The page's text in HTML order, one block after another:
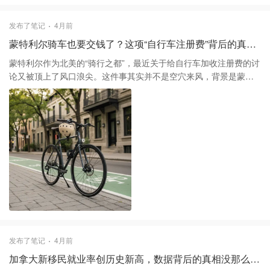
老手们的实战经验。
在洗漱时爆发的，因为在明亮甚至带有放大效果的化妆镜面前，皮
肤的每一处毛孔都会被放大成“必须清理”的瑕疵。试着把浴室的灯光
调暗，或者规定自己在照镜子时必须保持一臂以上的距离。 这种物
理距离能有效降低你发现瑕疵的概率，从而减少触发诱因。如果某
天真的没忍住抠红了，千万不要自暴自弃接着破坏，立刻厚涂一层
含神经酰胺或积雪草成分的修护霜，把“破坏行为”强行扭转为“养护
行为”。 当你想抠脸的欲望达到顶峰时，给双手找一个替代方案。那
种可以反复揉捏的解压球或者带有纹理的拨弄戒指效果都不错，目
的是为了满足指尖的触觉需求。你要明白，这个过程不是一蹴而就
的，偶尔的反复很正常，关键是不要陷入“抠脸-愧疚-压力增大-接着
抠”的恶性循环。 单品推荐 1️⃣ Mighty Patch 痘痘贴：这种水胶体贴
片隐形度很高，且粘性极强，能有效防止手指直接接触伤口。 2️⃣ La
Roche-Posay B5修复霜：抠破后的紧急救星，厚敷可以加速屏障修
复，减少色沉。 3️⃣ 解压滑鼠/指尖陀螺：放置在办公桌上，在思考
或焦虑时给手指找点事做。
发布了笔记 4月前
蒙特利尔骑车也要交钱了？这项“自行车注册费”背后的真相 🚲
蒙特利尔作为北美的“骑行之都”，最近关于给自行车加收注册费的讨
论又被顶上了风口浪尖。这件事其实并不是空穴来风，背景是蒙特
利尔大都会社区（CMM）刚刚投票决定，从2025年起将私家车的注
册费直接从59加币涨到150加币，涨幅近三倍。这一下捅了马蜂窝，
不少开车的朋友开始质疑：既然城市花了上亿美金去建REV那种豪
华自行车道，为什么骑车的人不需要像开车一样纳税或者缴纳注册
费来分担成本？ 其实关于“自行车上牌照”的讨论在多伦多、旧金山
这些大城市都反复出现过，但每次最后都被证明“劳民伤财”。支持者
认为，注册费能增加骑行者的责任感，减少违章，也能为自行车道
提供专项资金。但说实话，从管理角度看，建立一套自行车的注册
登记系统，行政成本往往远超收上来的那点钱。而且蒙特利尔现在
的策略是鼓励绿色出行，一旦开始收费，很可能会直接“劝退”那些刚
见也非常分歧。尽管有一些反对派声音或市民提案建议通过收费来
填补公共交通的巨大亏空，但现任政府显然还是更倾向于维持骑行
的低门槛。不过，不管政策最后怎么变，在蒙特利尔骑行，警察最
发布了笔记 4月前
加拿大新移民就业率创历史新高，数据背后的真相没那么简单 📊